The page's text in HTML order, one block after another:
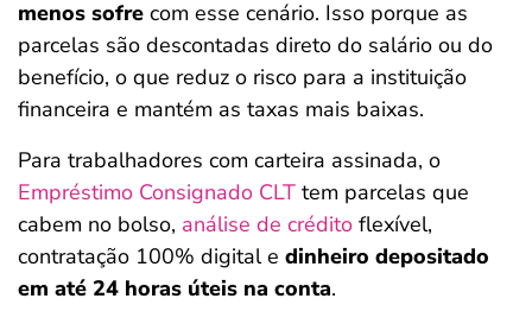
menos sofre com esse cenário. Isso porque as
parcelas são descontadas direto do salário ou do
benefício, o que reduz o risco para a instituição
financeira e mantém as taxas mais baixas.
Para trabalhadores com carteira assinada, o
Empréstimo Consignado CLT tem parcelas que
cabem no bolso, análise de crédito flexível,
contratação 100% digital e dinheiro depositado
em até 24 horas úteis na conta.